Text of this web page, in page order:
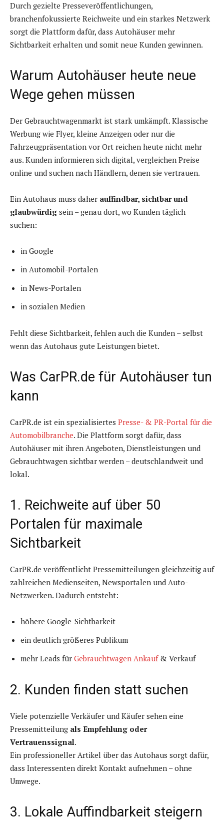
Durch gezielte Presseveröffentlichungen,
branchenfokussierte Reichweite und ein starkes Netzwerk
sorgt die Plattform dafür, dass Autohäuser mehr
Sichtbarkeit erhalten und somit neue Kunden gewinnen.
Warum Autohäuser heute neue
Wege gehen müssen
Der Gebrauchtwagenmarkt ist stark umkämpft. Klassische
Werbung wie Flyer, kleine Anzeigen oder nur die
Fahrzeugpräsentation vor Ort reichen heute nicht mehr
aus. Kunden informieren sich digital, vergleichen Preise
online und suchen nach Händlern, denen sie vertrauen.
Ein Autohaus muss daher auffindbar, sichtbar und
glaubwürdig sein – genau dort, wo Kunden täglich
suchen:
in Google
in Automobil-Portalen
in News-Portalen
in sozialen Medien
Fehlt diese Sichtbarkeit, fehlen auch die Kunden – selbst
wenn das Autohaus gute Leistungen bietet.
Was CarPR.de für Autohäuser tun
kann
CarPR.de ist ein spezialisiertes Presse- & PR-Portal für die
Automobilbranche. Die Plattform sorgt dafür, dass
Autohäuser mit ihren Angeboten, Dienstleistungen und
Gebrauchtwagen sichtbar werden – deutschlandweit und
lokal.
1. Reichweite auf über 50
Portalen für maximale
Sichtbarkeit
CarPR.de veröffentlicht Pressemitteilungen gleichzeitig auf
zahlreichen Medienseiten, Newsportalen und Auto-
Netzwerken. Dadurch entsteht:
höhere Google-Sichtbarkeit
ein deutlich größeres Publikum
mehr Leads für Gebrauchtwagen Ankauf& Verkauf
2. Kunden finden statt suchen
Viele potenzielle Verkäufer und Käufer sehen eine
Pressemitteilung als Empfehlung oder
Vertrauenssignal.
Ein professioneller Artikel über das Autohaus sorgt dafür,
dass Interessenten direkt Kontakt aufnehmen – ohne
Umwege.
3. Lokale Auffindbarkeit steigern